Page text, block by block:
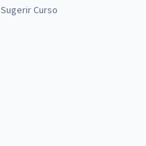
Sugerir Curso